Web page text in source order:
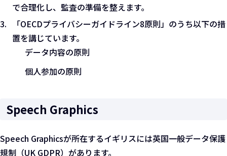
で合理化し、監査の準備を整えます。
「OECDプライバシーガイドライン8原則」のうち以下の措
置を講じています。
データ内容の原則
個人参加の原則
Speech Graphics
Speech Graphicsが所在するイギリスには英国一般データ保護
規制（UK GDPR）があります。